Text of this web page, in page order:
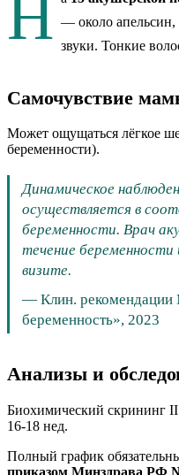
Н — около апельсин,
звуки. Тонкие
Самочувствие
Может ощущаться лёгкое
беременности).
Динамическое
осуществляется в
беременности. Врач
течение
визите.
— Клин.
беременность», 2023
Анализы и
Биохимический скрининг
16-18 нед.
Полный график
приказом Минздрава РФ №